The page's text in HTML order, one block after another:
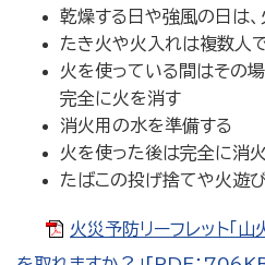
乾燥する日や強風の日は
たき火や火入れは複数人
火を使っている間はその
完全に火を消す
消火用の水を準備する
火を使った後は完全に消
たばこの投げ捨てや火遊
火災予防リーフレット「